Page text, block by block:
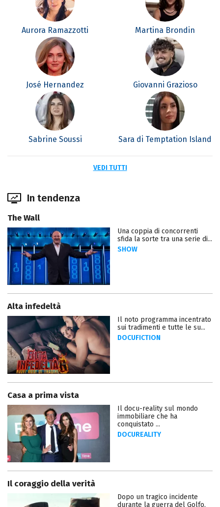
Aurora Ramazzotti Martina Brondin
José Hernandez Giovanni Grazioso
Sabrine Soussi Sara di Temptation Island
VEDI TUTTI
In tendenza
The Wall
Una coppia di concorrenti
sfida la sorte tra una serie di...
SHOW
Alta infedeltà
Il noto programma incentrato
sui tradimenti e tutte le su...
DOCUFICTION
Casa a prima vista
Il docu-reality sul mondo
immobiliare che ha
conquistato ...
DOCUREALITY
Il coraggio della verità
Dopo un tragico incidente
durante la guerra del Golfo,